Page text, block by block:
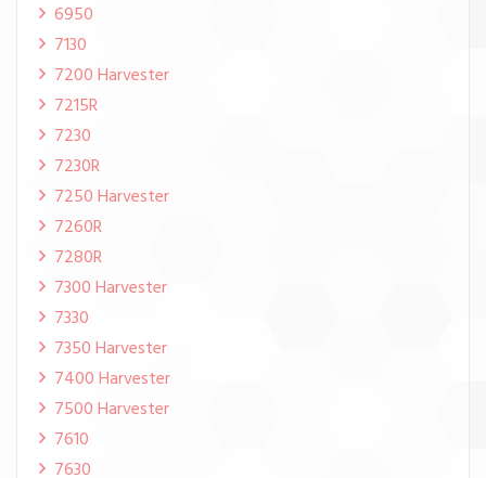
6950
7130
7200 Harvester
7215R
7230
7230R
7250 Harvester
7260R
7280R
7300 Harvester
7330
7350 Harvester
7400 Harvester
7500 Harvester
7610
7630